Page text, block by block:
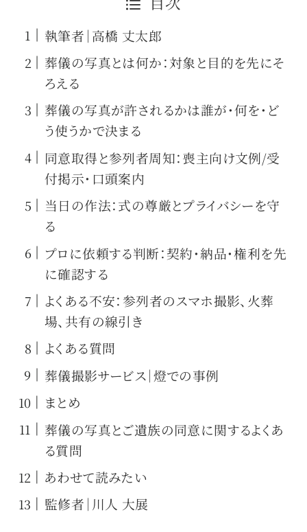
執筆者｜高橋 丈太郎
葬儀の写真とは何か：対象と目的を先にそ
ろえる
葬儀の写真が許されるかは誰が・何を・ど
う使うかで決まる
同意取得と参列者周知：喪主向け文例/受
付掲示・口頭案内
当日の作法：式の尊厳とプライバシーを守
る
プロに依頼する判断：契約・納品・権利を先
に確認する
よくある不安：参列者のスマホ撮影、火葬
場、共有の線引き
よくある質問
葬儀撮影サービス｜燈での事例
まとめ
葬儀の写真とご遺族の同意に関するよくあ
る質問
あわせて読みたい
監修者｜川人 大展